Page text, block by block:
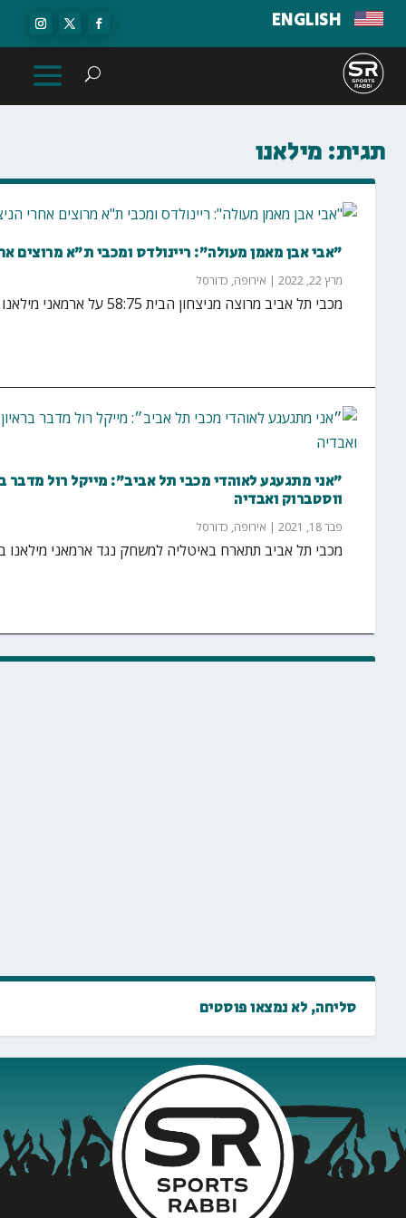
ENGLISH
תגית: מילאנו
"אבי אבן מאמן מעולה": ריינולדס ומכבי ת"א מרוצים
מרץ 22, 2022 | אירופה, כדורסל
מכבי תל אביב מרוצה מניצחון הבית 58:75 על ארמאני מילאנו ביורוליג. סנטר הקבוצה, אנטה ז'יז'יץ' דיבר...
״אני מתגעגע לאוהדי מכבי תל אביב״: מייקל רול
ווסטברוק ואבדיה
פבר 18, 2021 | אירופה, כדורסל
מכבי תל אביב תתארח באיטליה למשחק נגד ארמאני מילאנו
סליחה, לא נמצאו פוסטים